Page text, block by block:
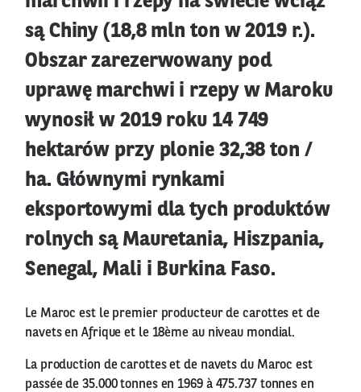
są Chiny (18,8 mln ton w 2019 r.).
Obszar zarezerwowany pod
uprawę marchwi i rzepy w Maroku
wynosił w 2019 roku 14 749
hektarów przy plonie 32,38 ton /
ha. Głównymi rynkami
eksportowymi dla tych produktów
rolnych są Mauretania, Hiszpania,
Senegal, Mali i Burkina Faso.
Le Maroc est le premier producteur de carottes et de
navets en Afrique et le 18ème au niveau mondial.
La production de carottes et de navets du Maroc est
passée de 35.000 tonnes en 1969 à 475.737 tonnes en